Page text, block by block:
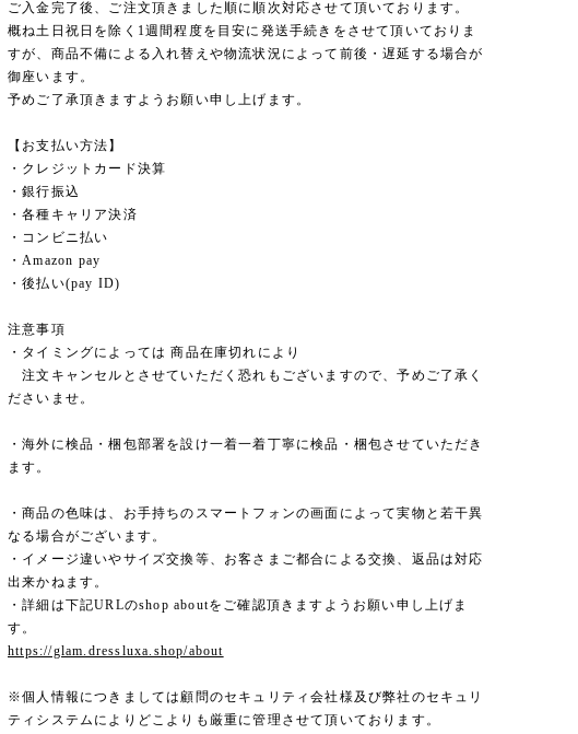
ご入金完了後、ご注文頂きました順に順次対応させて頂いております。
概ね土日祝日を除く1週間程度を目安に発送手続きをさせて頂いておりま
すが、商品不備による入れ替えや物流状況によって前後・遅延する場合が
御座います。
予めご了承頂きますようお願い申し上げます。
【お支払い方法】
・クレジットカード決算
・銀行振込
・各種キャリア決済
・コンビニ払い
・Amazon pay
・後払い(pay ID)
注意事項
・タイミングによっては 商品在庫切れにより
注文キャンセルとさせていただく恐れもございますので、予めご了承く
ださいませ。
・海外に検品・梱包部署を設け一着一着丁寧に検品・梱包させていただき
ます。
・商品の色味は、お手持ちのスマートフォンの画面によって実物と若干異
なる場合がございます。
・イメージ違いやサイズ交換等、お客さまご都合による交換、返品は対応
出来かねます。
・詳細は下記URLのshop aboutをご確認頂きますようお願い申し上げま
す。
https://glam.dressluxa.shop/about
※個人情報につきましては顧問のセキュリティ会社様及び弊社のセキュリ
ティシステムによりどこよりも厳重に管理させて頂いております。